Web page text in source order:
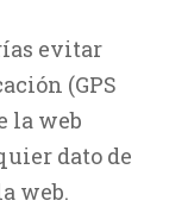
evitar
(GPS
la web
dato de
web.